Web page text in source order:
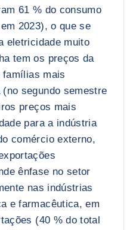
61 % do consumo
2023), o que se
eletricidade muito
tem os preços da
famílias mais
segundo semestre
preços mais
para a indústria
comércio externo,
ênfase no setor
nas indústrias
e farmacêutica, em
(40 % do total